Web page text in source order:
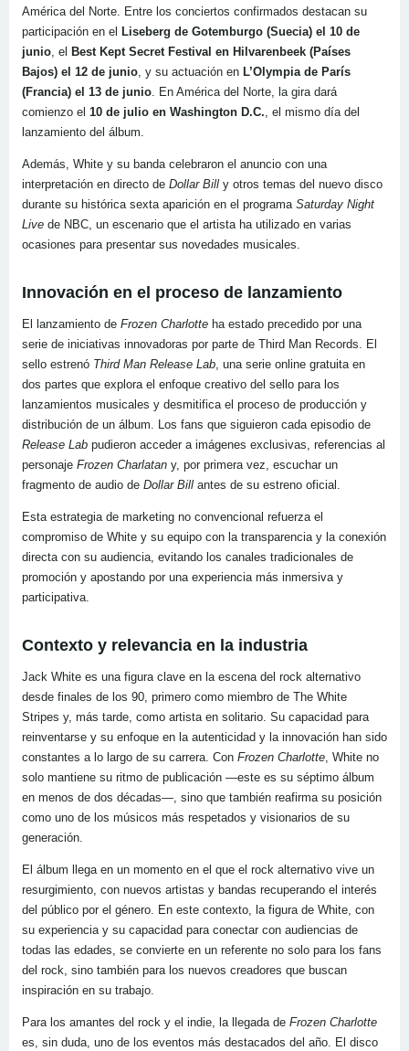
América del Norte. Entre los conciertos confirmados destacan su
participación en el Liseberg de Gotemburgo (Suecia) el 10 de
junio, el Best Kept Secret Festival en Hilvarenbeek (Países
Bajos) el 12 de junio, y su actuación en L’Olympia de París
(Francia) el 13 de junio. En América del Norte, la gira dará
comienzo el 10 de julio en Washington D.C., el mismo día del
lanzamiento del álbum.
Además, White y su banda celebraron el anuncio con una
interpretación en directo de Dollar Bill y otros temas del nuevo disco
durante su histórica sexta aparición en el programa Saturday Night
Live de NBC, un escenario que el artista ha utilizado en varias
ocasiones para presentar sus novedades musicales.
Innovación en el proceso de lanzamiento
El lanzamiento de Frozen Charlotte ha estado precedido por una
serie de iniciativas innovadoras por parte de Third Man Records. El
sello estrenó Third Man Release Lab, una serie online gratuita en
dos partes que explora el enfoque creativo del sello para los
lanzamientos musicales y desmitifica el proceso de producción y
distribución de un álbum. Los fans que siguieron cada episodio de
Release Lab pudieron acceder a imágenes exclusivas, referencias al
personaje Frozen Charlatan y, por primera vez, escuchar un
fragmento de audio de Dollar Bill antes de su estreno oficial.
Esta estrategia de marketing no convencional refuerza el
compromiso de White y su equipo con la transparencia y la conexión
directa con su audiencia, evitando los canales tradicionales de
promoción y apostando por una experiencia más inmersiva y
participativa.
Contexto y relevancia en la industria
Jack White es una figura clave en la escena del rock alternativo
desde finales de los 90, primero como miembro de The White
Stripes y, más tarde, como artista en solitario. Su capacidad para
reinventarse y su enfoque en la autenticidad y la innovación han sido
constantes a lo largo de su carrera. Con Frozen Charlotte, White no
solo mantiene su ritmo de publicación —este es su séptimo álbum
en menos de dos décadas—, sino que también reafirma su posición
como uno de los músicos más respetados y visionarios de su
generación.
El álbum llega en un momento en el que el rock alternativo vive un
resurgimiento, con nuevos artistas y bandas recuperando el interés
del público por el género. En este contexto, la figura de White, con
su experiencia y su capacidad para conectar con audiencias de
todas las edades, se convierte en un referente no solo para los fans
del rock, sino también para los nuevos creadores que buscan
inspiración en su trabajo.
Para los amantes del rock y el indie, la llegada de Frozen Charlotte
es, sin duda, uno de los eventos más destacados del año. El disco